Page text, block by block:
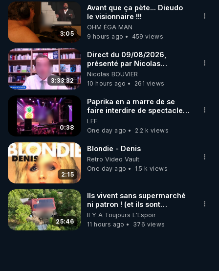
▶ 30 jours gratuit sur l’application de méditation et
de bien-être ENVOL :
Rendez-vous sur https://www.envol.app/code
le code : REGENERE
3:05
Avant que ça pète... Dieudo
le visionnaire !!!
OHM ÉGA MAN
9 hours ago
459 views
3:33:32
Direct du 09/08/2026,
présenté par Nicolas
BOUVIER
Nicolas BOUVIER
10 hours ago
261 views
0:38
Paprika en a marre de se
faire interdire de spectacle.
Elle décide donc de devenir
DJ !
LEF
One day ago
2.2 k views
2:15
Blondie - Denis
Retro Video Vault
One day ago
1.5 k views
25:46
Ils vivent sans supermarché
ni patron ! (et ils sont
heureux)
Il Y A Toujours L'Espoir
11 hours ago
376 views